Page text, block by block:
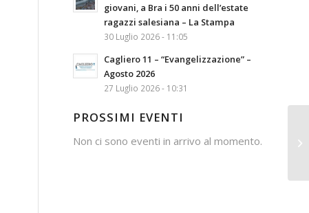
giovani, a Bra i 50 anni dell’estate
ragazzi salesiana – La Stampa
30 Luglio 2026 - 11:05
Cagliero 11 – “Evangelizzazione” –
Agosto 2026
27 Luglio 2026 - 10:31
PROSSIMI EVENTI
Non ci sono eventi in arrivo al momento.